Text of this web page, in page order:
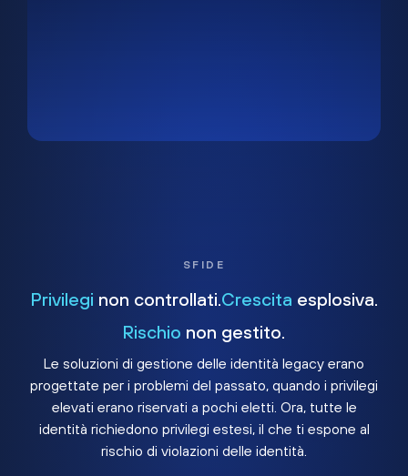
SFIDE
Privilegi non controllati. Crescita esplosiva.
Rischio non gestito.
Le soluzioni di gestione delle identità legacy erano
progettate per i problemi del passato, quando i privilegi
elevati erano riservati a pochi eletti. Ora, tutte le
identità richiedono privilegi estesi, il che ti espone al
rischio di violazioni delle identità.